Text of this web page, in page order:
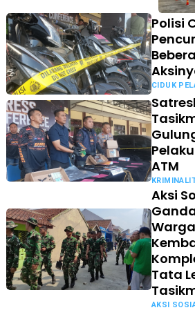
Polisi
CIDUK
ATM
Aksi
Tata
AKSI